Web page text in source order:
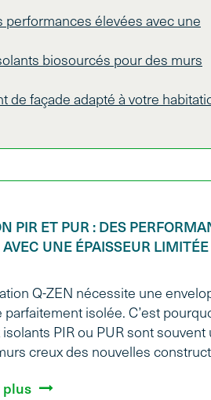
performances élevées avec une
biosourcés pour des murs
de façade adapté à votre
PIR ET PUR : DES
AVEC UNE ÉPAISSEUR LIMITÉE
Q-ZEN nécessite une
isolée. C’est
PIR ou PUR sont souvent
creux des nouvelles
plus